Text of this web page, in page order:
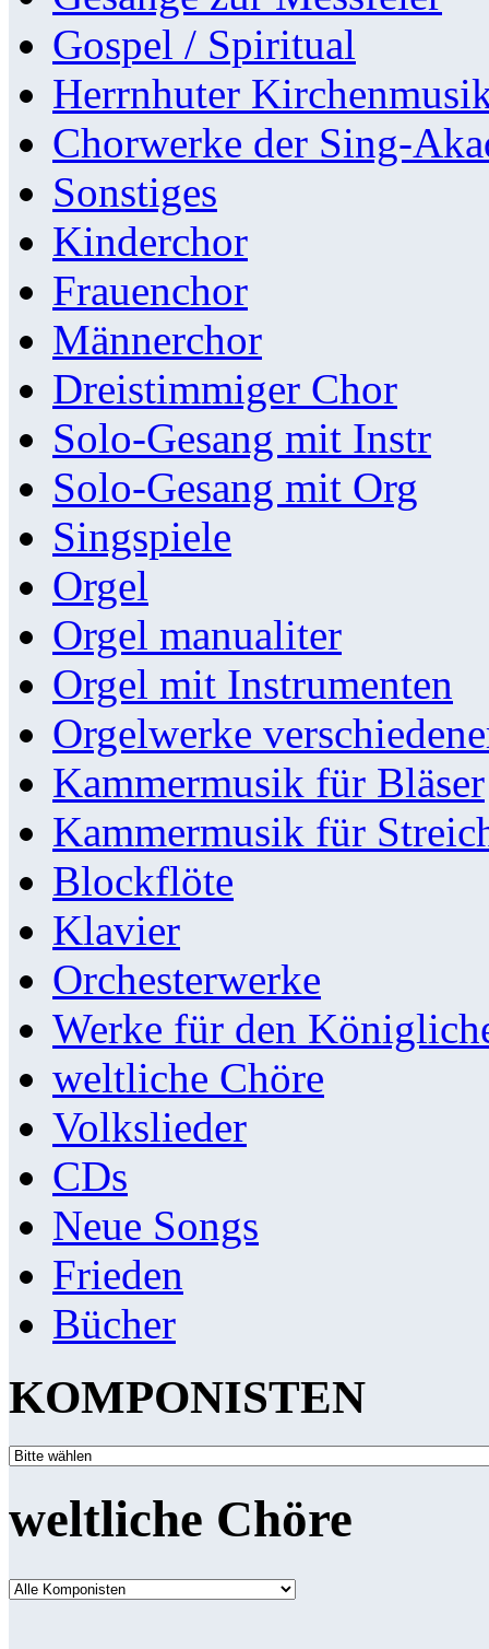
Gospel / Spiritual
Herrnhuter
Chorwerke der Sing-
Sonstiges
Kinderchor
Frauenchor
Männerchor
Dreistimmiger Chor
Solo-Gesang mit Instr
Solo-Gesang mit Org
Singspiele
Orgel
Orgel manualiter
Orgel mit Instrumenten
Orgelwerke
Kammermusik für Bläser
Kammermusik für
Blockflöte
Klavier
Orchesterwerke
Werke für den
weltliche Chöre
Volkslieder
CDs
Neue Songs
Frieden
Bücher
KOMPONISTEN
weltliche Chöre